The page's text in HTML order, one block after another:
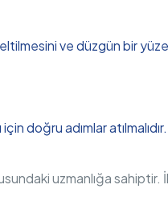
ve düzgün bir
adımlar
uzmanlığa